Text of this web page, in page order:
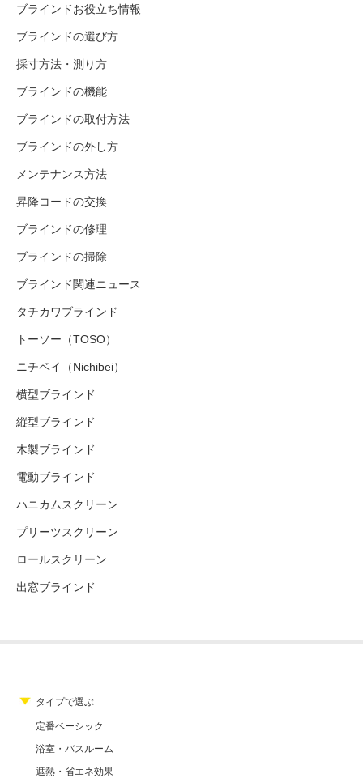
ブラインドお役立ち情報
ブラインドの選び方
採寸方法・測り方
ブラインドの機能
ブラインドの取付方法
ブラインドの外し方
メンテナンス方法
昇降コードの交換
ブラインドの修理
ブラインドの掃除
ブラインド関連ニュース
タチカワブラインド
トーソー（TOSO）
ニチベイ（Nichibei）
横型ブラインド
縦型ブラインド
木製ブラインド
電動ブラインド
ハニカムスクリーン
プリーツスクリーン
ロールスクリーン
出窓ブラインド
タイプで選ぶ
定番ベーシック
浴室・バスルーム
遮熱・省エネ効果